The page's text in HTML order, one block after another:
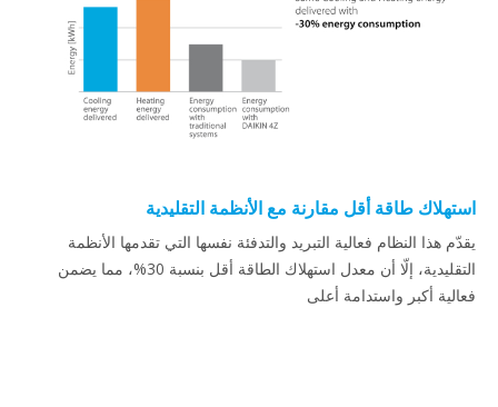
استهلاك طاقة أقل مقارنة مع الأنظمة التقليدية
يقدّم هذا النظام فعالية التبريد والتدفئة نفسها التي تقدمها الأنظمة
التقليدية، إلّا أن معدل استهلاك الطاقة أقل بنسبة 30%، مما يضمن
فعالية أكبر واستدامة أعلى